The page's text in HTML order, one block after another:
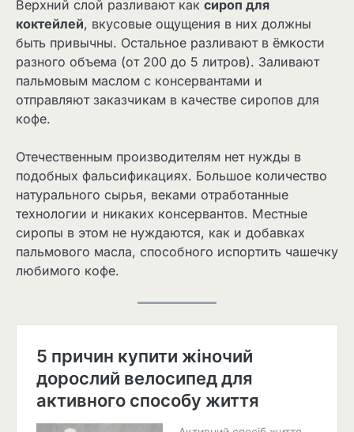
Верхний слой разливают как сироп для
коктейлей, вкусовые ощущения в них должны
быть привычны. Остальное разливают в ёмкости
разного объема (от 200 до 5 литров). Заливают
пальмовым маслом с консервантами и
отправляют заказчикам в качестве сиропов для
кофе.
Отечественным производителям нет нужды в
подобных фальсификациях. Большое количество
натурального сырья, веками отработанные
технологии и никаких консервантов. Местные
сиропы в этом не нуждаются, как и добавках
пальмового масла, способного испортить чашечку
любимого кофе.